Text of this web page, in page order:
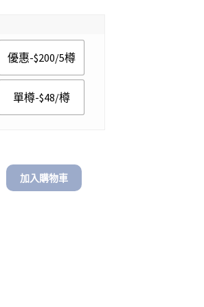
優惠-$200/5樽
單樽-$48/樽
加入購物車